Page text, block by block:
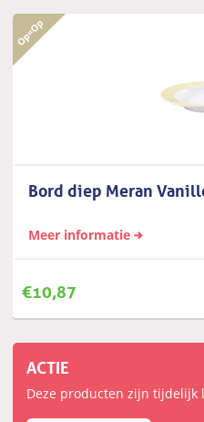
Bord diep Meran
Meer informatie
€10,87
ACTIE
Deze producten zijn tijdelijk